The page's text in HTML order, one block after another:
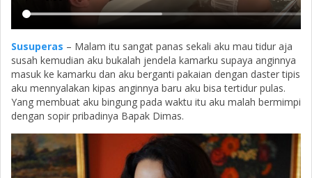
Susuperas – Malam itu sangat panas sekali aku mau tidur aja
susah kemudian aku bukalah jendela kamarku supaya anginnya
masuk ke kamarku dan aku berganti pakaian dengan daster tipis
aku mennyalakan kipas anginnya baru aku bisa tertidur pulas.
Yang membuat aku bingung pada waktu itu aku malah bermimpi
dengan sopir pribadinya Bapak Dimas.